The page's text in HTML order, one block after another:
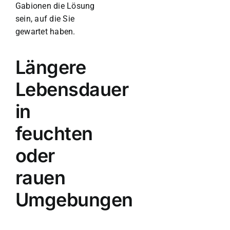
Gabionen die Lösung
sein, auf die Sie
gewartet haben.
Längere
Lebensdauer
in
feuchten
oder
rauen
Umgebungen